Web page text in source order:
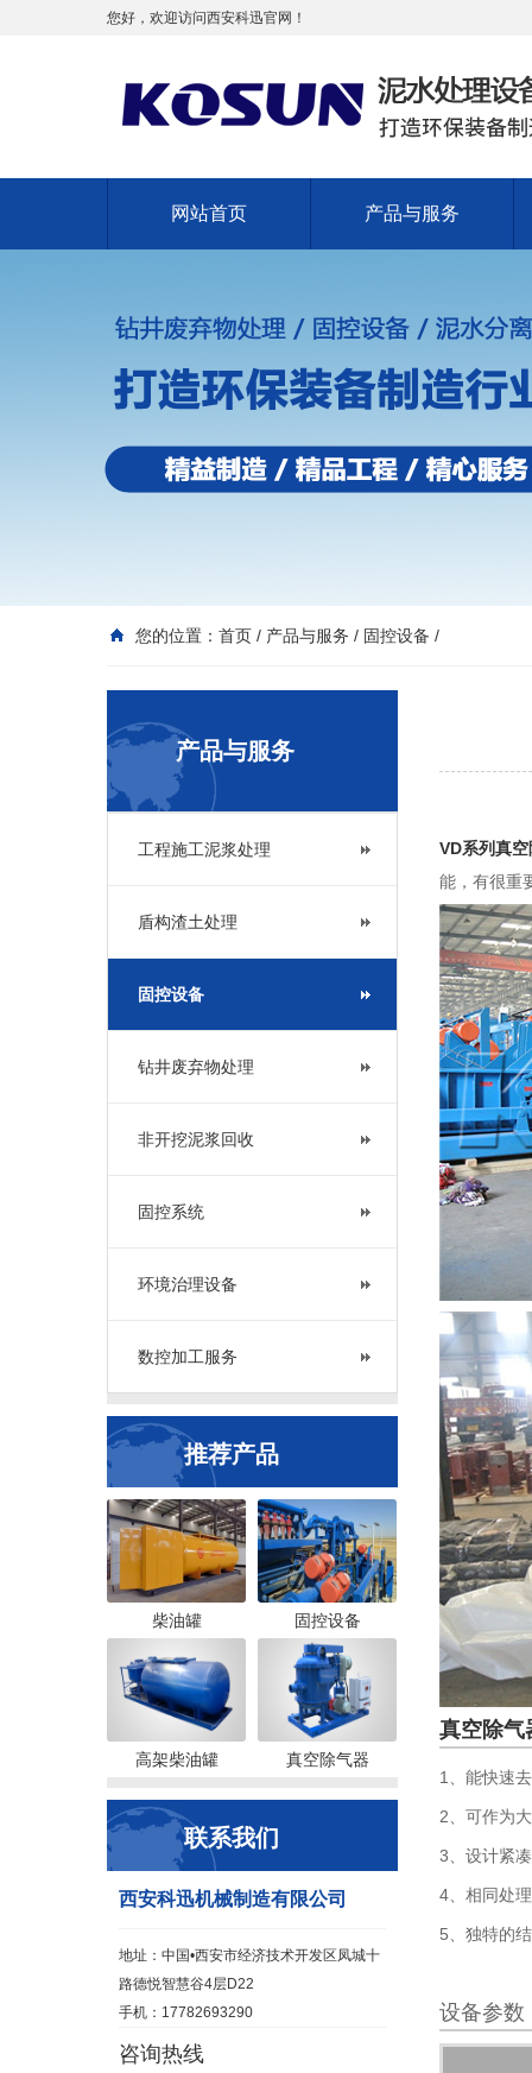
您好，欢迎访问西安科迅官网！
网站首页 产品与服务
您的位置： 首页 / 产品与服务 / 固控设备 /
产品与服务
工程施工泥浆处理
盾构渣土处理
固控设备
钻井废弃物处理
非开挖泥浆回收
固控系统
环境治理设备
数控加工服务
推荐产品
柴油罐 固控设备
高架柴油罐 真空除气器
联系我们
西安科迅机械制造有限公司
地址：中国•西安市经济技术开发区凤城十
路德悦智慧谷4层D22
手机：17782693290
咨询热线
VD系列真
能，有很重
真空除气
1、能快速
2、可作为
3、设计紧
4、相同处
5、独特的
设备参数